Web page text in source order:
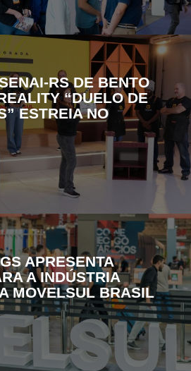
RS DE BENTO
“DUELO DE
ESTREIA NO
APRESENTA
A INDÚSTRIA
MOVELSUL BRASIL